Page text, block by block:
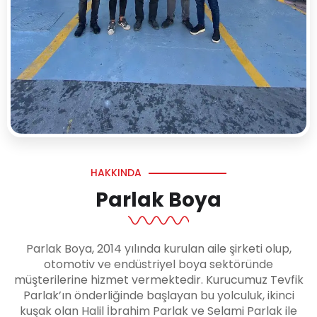
HAKKINDA
Parlak Boya
Parlak Boya, 2014 yılında kurulan aile şirketi olup,
otomotiv ve endüstriyel boya sektöründe
müşterilerine hizmet vermektedir. Kurucumuz Tevfik
Parlak’ın önderliğinde başlayan bu yolculuk, ikinci
kuşak olan Halil İbrahim Parlak ve Selami Parlak ile